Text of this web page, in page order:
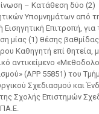
– Κατάθεση δύο (2)
Υπομνημάτων από
Εισηγητική Επιτροπή, για
μίας (1) θέσης βαθμίδας
Καθηγητή επί θητεία,
αντικείμενο
(ΑΡΡ 55851) του
Σχεδιασμού και
της Σχολής Επιστημών